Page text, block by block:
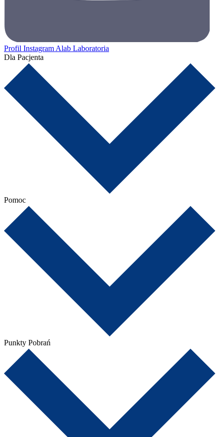
Profil Instagram Alab Laboratoria
Dla Pacjenta
Pomoc
Punkty Pobrań